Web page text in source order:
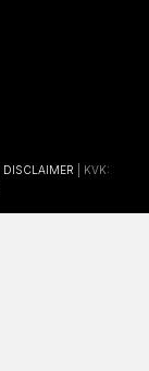
DISCLAIMER | KVK: